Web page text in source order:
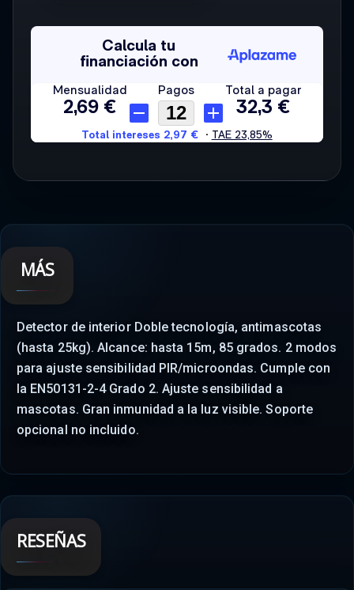
MÁS
Detector de interior Doble tecnología, antimascotas
(hasta 25kg). Alcance: hasta 15m, 85 grados. 2 modos
para ajuste sensibilidad PIR/microondas. Cumple con
la EN50131-2-4 Grado 2. Ajuste sensibilidad a
mascotas. Gran inmunidad a la luz visible. Soporte
opcional no incluido.
RESEÑAS